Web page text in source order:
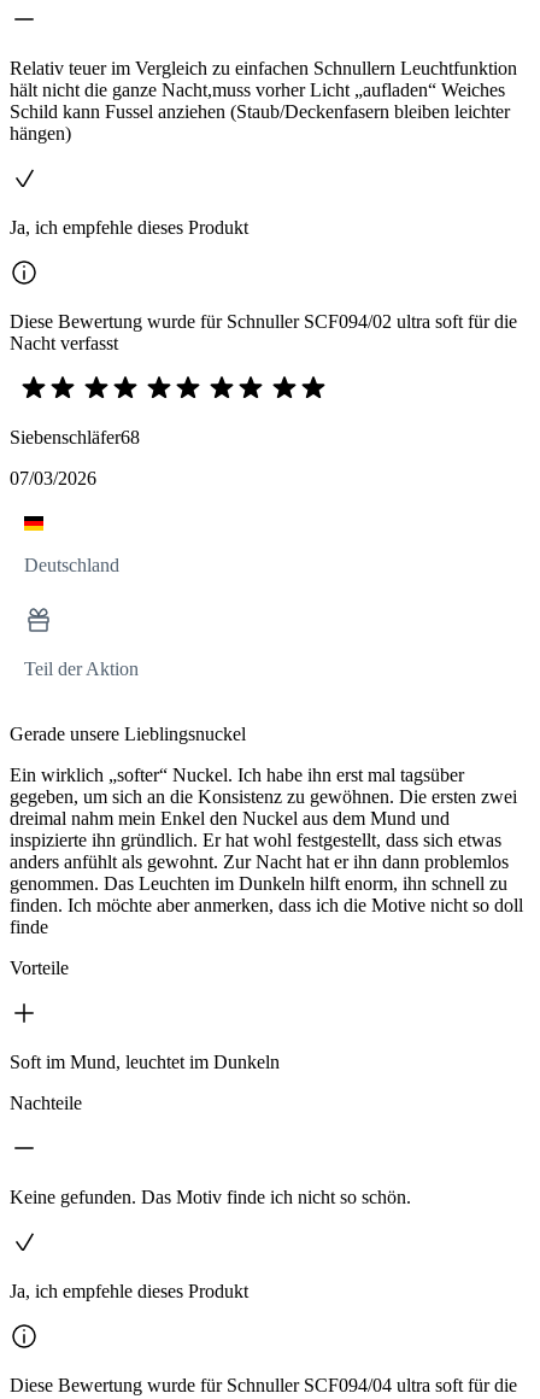
Relativ teuer im Vergleich zu einfachen Schnullern Leuchtfunktion
hält nicht die ganze Nacht,muss vorher Licht „aufladen“ Weiches
Schild kann Fussel anziehen (Staub/Deckenfasern bleiben leichter
hängen)
Ja, ich empfehle dieses Produkt
Diese Bewertung wurde für Schnuller SCF094/02 ultra soft für die
Nacht verfasst
Siebenschläfer68
07/03/2026
Deutschland
Teil der Aktion
Gerade unsere Lieblingsnuckel
Ein wirklich „softer“ Nuckel. Ich habe ihn erst mal tagsüber
gegeben, um sich an die Konsistenz zu gewöhnen. Die ersten zwei
dreimal nahm mein Enkel den Nuckel aus dem Mund und
inspizierte ihn gründlich. Er hat wohl festgestellt, dass sich etwas
anders anfühlt als gewohnt. Zur Nacht hat er ihn dann problemlos
genommen. Das Leuchten im Dunkeln hilft enorm, ihn schnell zu
finden. Ich möchte aber anmerken, dass ich die Motive nicht so doll
finde
Vorteile
Soft im Mund, leuchtet im Dunkeln
Nachteile
Keine gefunden. Das Motiv finde ich nicht so schön.
Ja, ich empfehle dieses Produkt
Diese Bewertung wurde für Schnuller SCF094/04 ultra soft für die